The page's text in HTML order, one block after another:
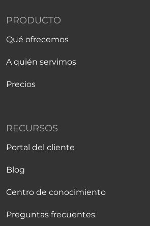
PRODUCTO
Qué ofrecemos
A quién servimos
Precios
RECURSOS
Portal del cliente
Blog
Centro de conocimiento
Preguntas frecuentes